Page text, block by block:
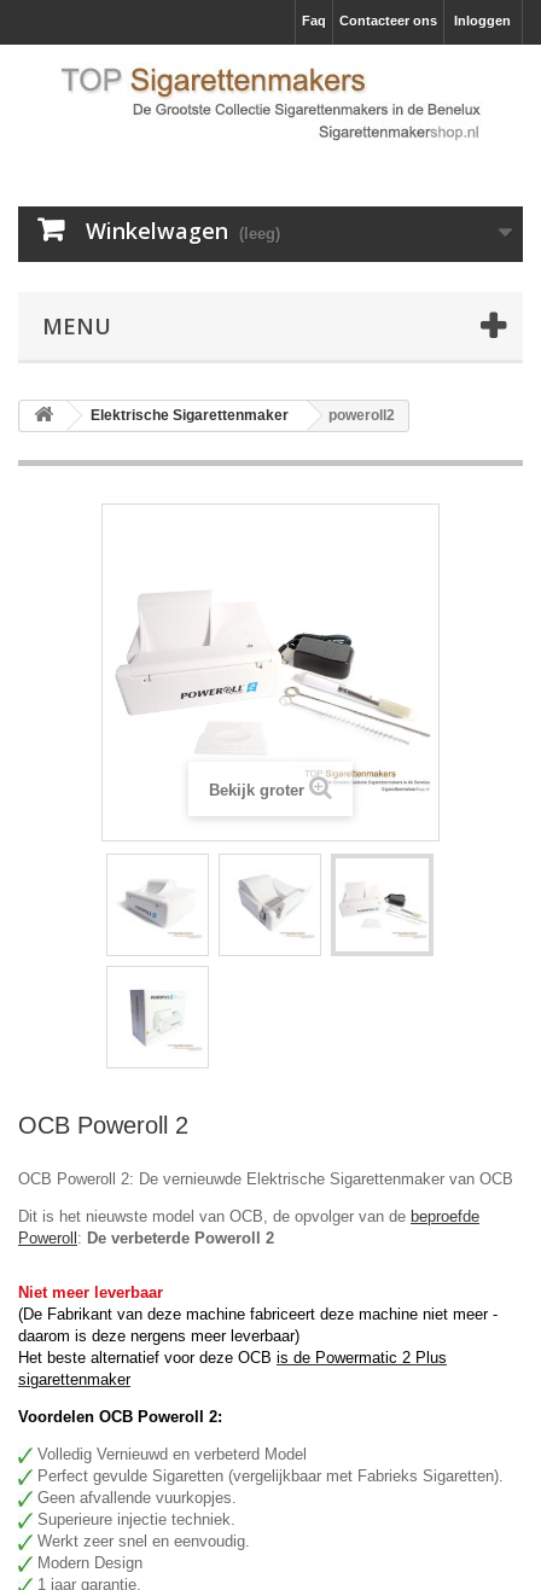
Inloggen
Contacteer ons
Faq
Winkelwagen (leeg)
MENU
Elektrische Sigarettenmaker poweroll2
Bekijk groter
OCB Poweroll 2
OCB Poweroll 2: De vernieuwde Elektrische Sigarettenmaker van OCB
Dit is het nieuwste model van OCB, de opvolger van de beproefde
Poweroll : De verbeterde Poweroll 2
Niet meer leverbaar
(De Fabrikant van deze machine fabriceert deze machine niet meer -
daarom is deze nergens meer leverbaar)
Het beste alternatief voor deze OCB is de Powermatic 2 Plus
sigarettenmaker
Voordelen OCB Poweroll 2:
Volledig Vernieuwd en verbeterd Model
Perfect gevulde Sigaretten (vergelijkbaar met Fabrieks Sigaretten).
Geen afvallende vuurkopjes.
Superieure injectie techniek.
Werkt zeer snel en eenvoudig.
Modern Design
1 jaar garantie.